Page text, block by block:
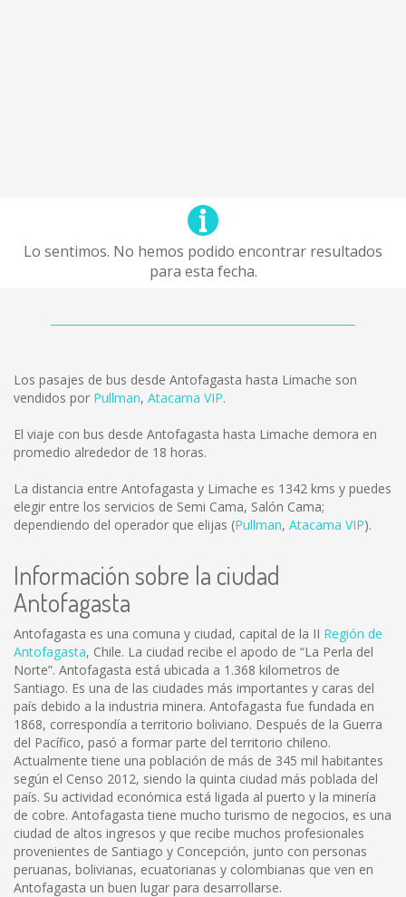
Lo sentimos. No hemos podido encontrar resultados
para esta fecha.
Los pasajes de bus desde Antofagasta hasta Limache son
vendidos por Pullman, Atacama VIP.
El viaje con bus desde Antofagasta hasta Limache demora en
promedio alrededor de 18 horas.
La distancia entre Antofagasta y Limache es 1342 kms y puedes
elegir entre los servicios de Semi Cama, Salón Cama;
dependiendo del operador que elijas (Pullman, Atacama VIP).
Información sobre la ciudad
Antofagasta
Antofagasta es una comuna y ciudad, capital de la II Región de
Antofagasta, Chile. La ciudad recibe el apodo de “La Perla del
Norte”. Antofagasta está ubicada a 1.368 kilometros de
Santiago. Es una de las ciudades más importantes y caras del
país debido a la industria minera. Antofagasta fue fundada en
1868, correspondía a territorio boliviano. Después de la Guerra
del Pacífico, pasó a formar parte del territorio chileno.
Actualmente tiene una población de más de 345 mil habitantes
según el Censo 2012, siendo la quinta ciudad más poblada del
país. Su actividad económica está ligada al puerto y la minería
de cobre. Antofagasta tiene mucho turismo de negocios, es una
ciudad de altos ingresos y que recibe muchos profesionales
provenientes de Santiago y Concepción, junto con personas
peruanas, bolivianas, ecuatorianas y colombianas que ven en
Antofagasta un buen lugar para desarrollarse.